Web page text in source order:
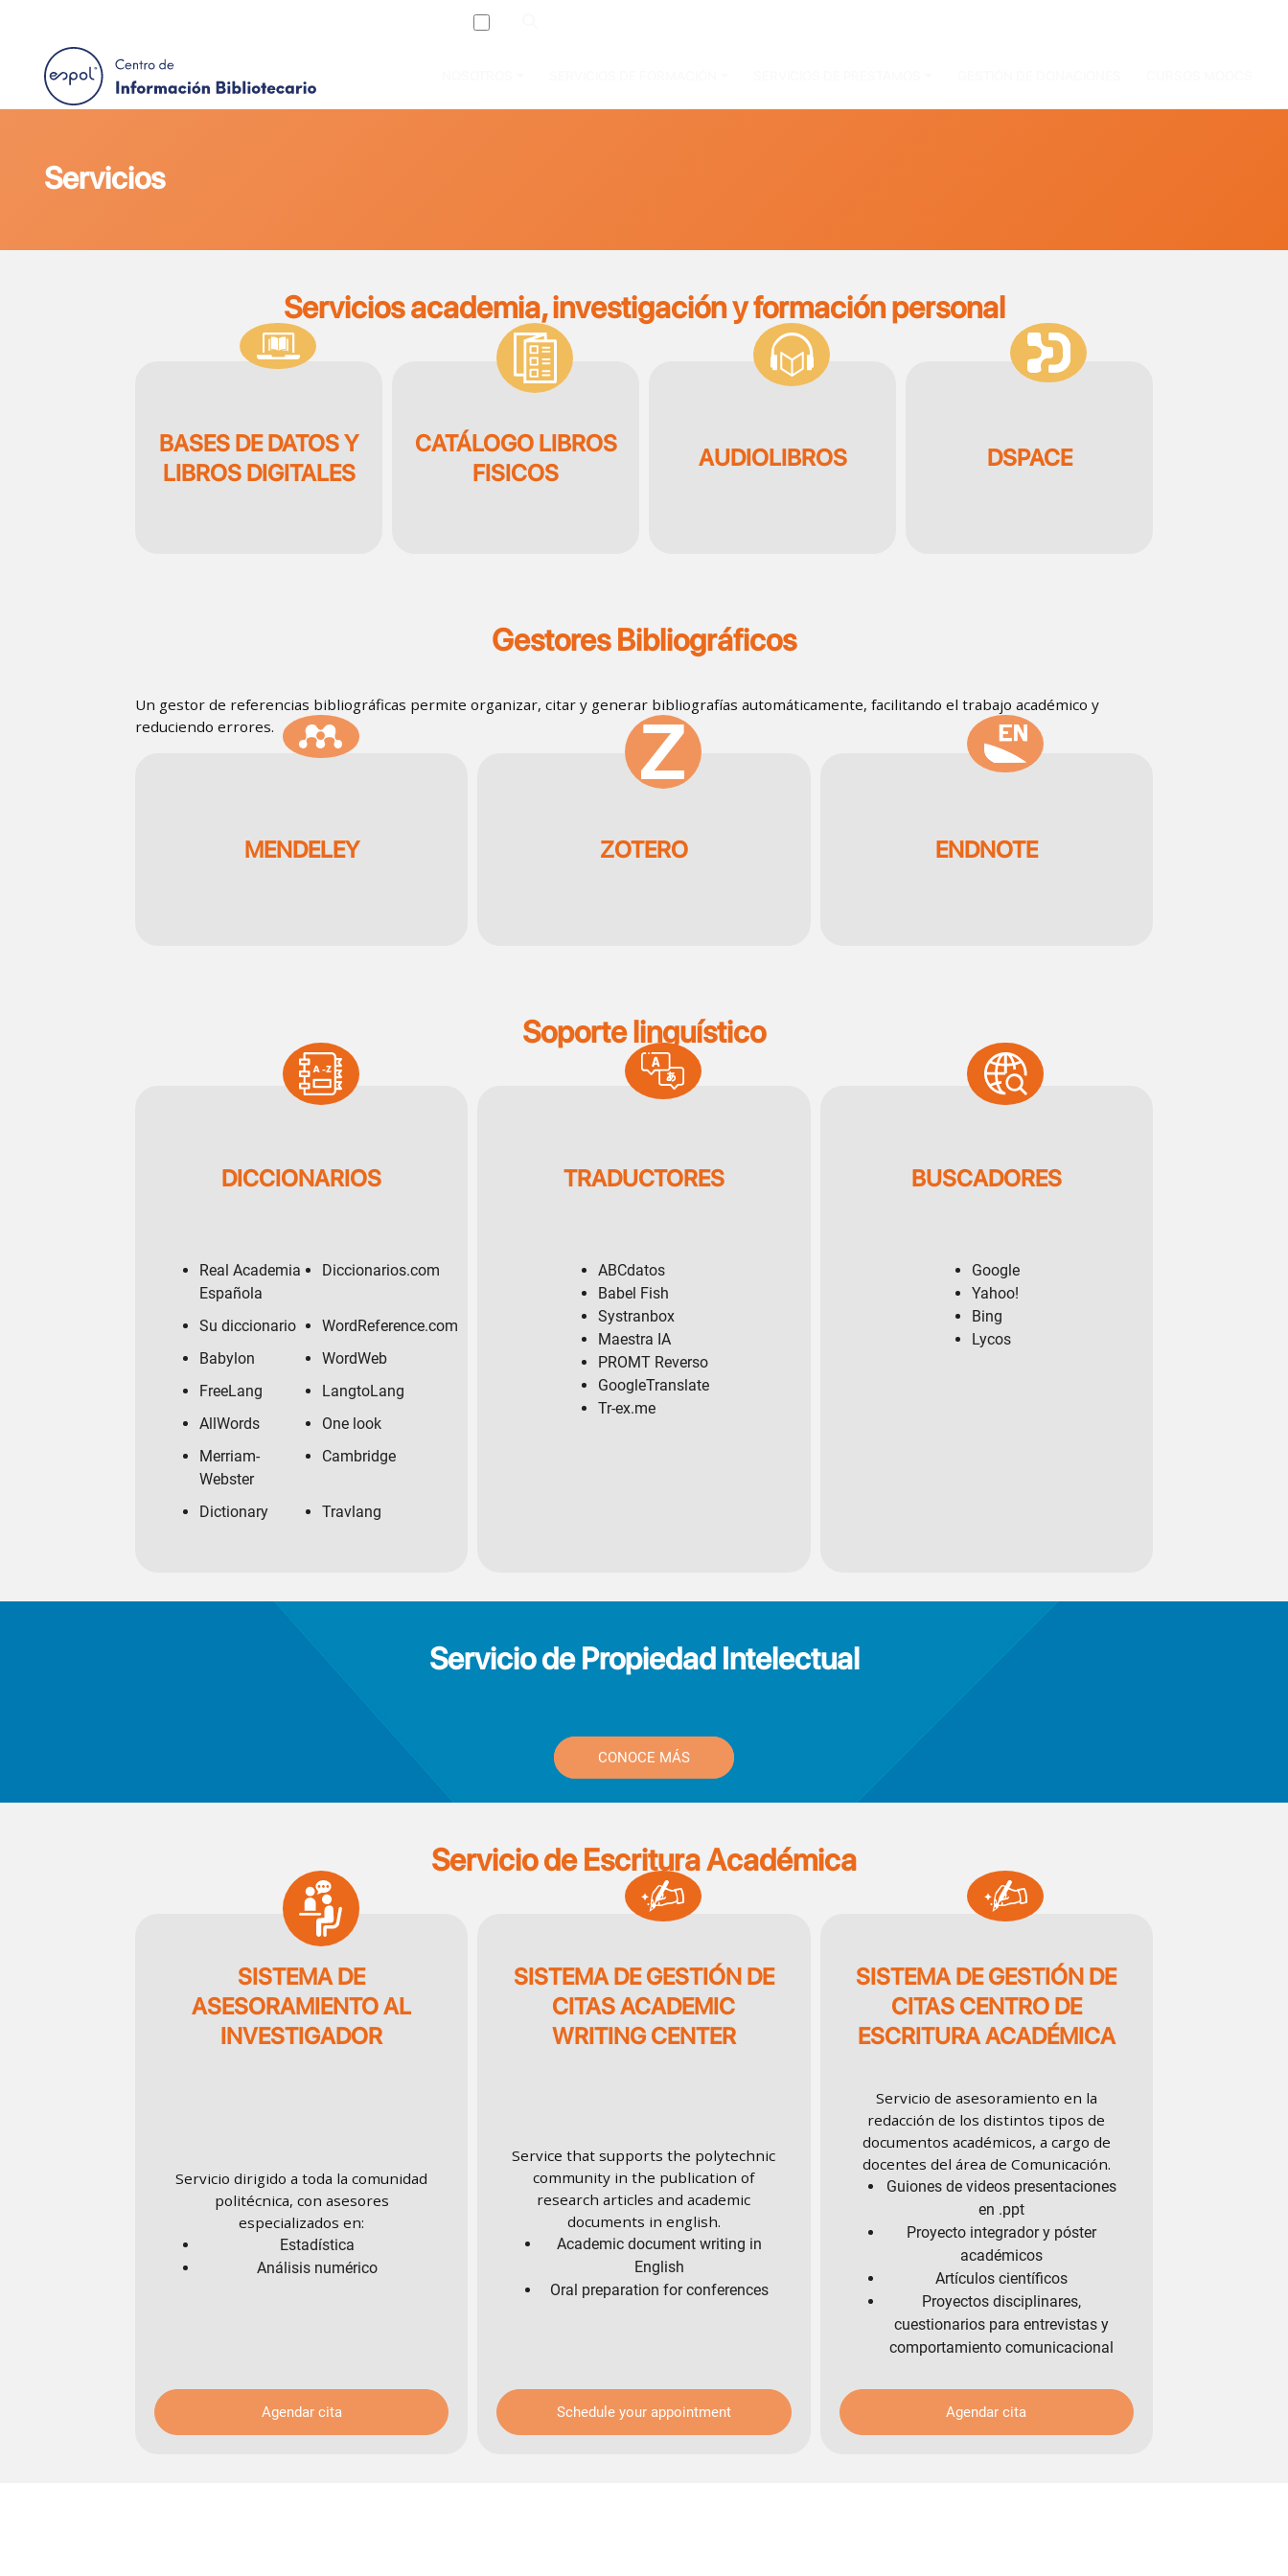
Servicios
Servicios academia, investigación y formación personal
SVG
BASES DE DATOS Y
LIBROS DIGITALES
SVG
CATÁLOGO LIBROS
FISICOS
SVG
AUDIOLIBROS
SVG
DSPACE
Gestores Bibliográficos
Un gestor de referencias bibliográficas permite organizar, citar y generar bibliografías automáticamente, facilitando el trabajo académico y
reduciendo errores.
SVG
MENDELEY
SVG
ZOTERO
SVG
ENDNOTE
Soporte linguístico
SVG
DICCIONARIOS
Real Academia
Española
Diccionarios.com
Su diccionario
WordReference.com
Babylon
WordWeb
FreeLang
LangtoLang
AllWords
One look
Merriam-
Webster
Cambridge
Dictionary Travlang
SVG
TRADUCTORES
ABCdatos
Babel Fish
Systranbox
Maestra IA
PROMT Reverso
GoogleTranslate
Tr-ex.me
SVG
BUSCADORES
Google
Yahoo!
Bing
Lycos
Servicio de Propiedad Intelectual
CONOCE MÁS
Servicio de Escritura Académica
SVG
SISTEMA DE
ASESORAMIENTO AL
INVESTIGADOR
Servicio dirigido a toda la comunidad
politécnica, con asesores
especializados en:
Estadística
Análisis numérico
Agendar cita
SVG
SISTEMA DE GESTIÓN DE
CITAS ACADEMIC
WRITING CENTER
Service that supports the polytechnic
community in the publication of
research articles and academic
documents in english.
Academic document writing in
English
Oral preparation for conferences
Schedule your appointment
SVG
SISTEMA DE GESTIÓN DE
CITAS CENTRO DE
ESCRITURA ACADÉMICA
Servicio de asesoramiento en la
redacción de los distintos tipos de
documentos académicos, a cargo de
docentes del área de Comunicación.
Guiones de videos presentaciones
en .ppt
Proyecto integrador y póster
académicos
Artículos científicos
Proyectos disciplinares,
cuestionarios para entrevistas y
comportamiento comunicacional
Agendar cita